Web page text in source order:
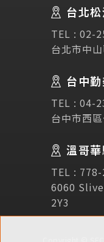
Links 相關連結
台北
TEL : 02-
台北市中
台中
TEL : 04-
台中市西
溫哥
TEL :
6060
2Y3
Copyright ©